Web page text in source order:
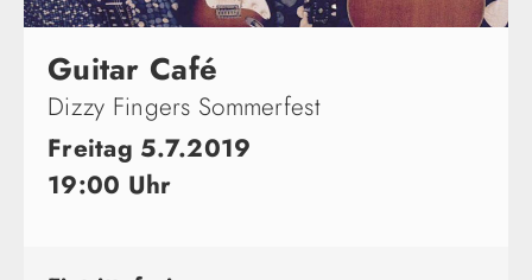
Guitar Café
Dizzy Fingers Sommerfest
Freitag 5.7.2019
19:00 Uhr